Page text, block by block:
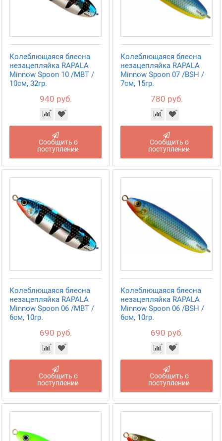
Колеблющаяся блесна
незацепляйка RAPALA
Minnow Spoon 10 /MBT /
10см, 32гр.
940 руб.
Сообщить о
поступлении
Колеблющаяся блесна
незацепляйка RAPALA
Minnow Spoon 07 /BSH /
7см, 15гр.
780 руб.
Сообщить о
поступлении
Колеблющаяся блесна
незацепляйка RAPALA
Minnow Spoon 06 /MBT /
6см, 10гр.
690 руб.
Сообщить о
поступлении
Колеблющаяся блесна
незацепляйка RAPALA
Minnow Spoon 06 /BSH /
6см, 10гр.
690 руб.
Сообщить о
поступлении